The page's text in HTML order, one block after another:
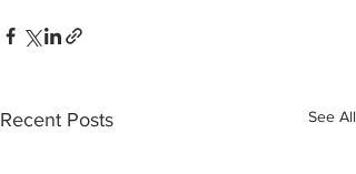
Recent Posts See All